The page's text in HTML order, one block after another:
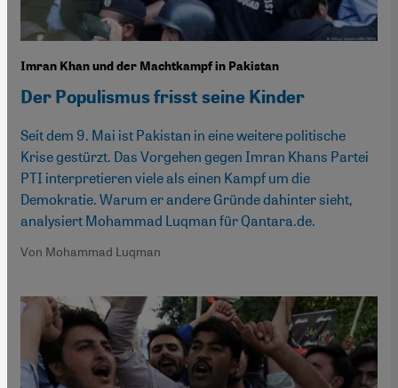
Imran Khan und der Machtkampf in Pakistan
Der Populismus frisst seine Kinder
Seit dem 9. Mai ist Pakistan in eine weitere politische
Krise gestürzt. Das Vorgehen gegen Imran Khans Partei
PTI interpretieren viele als einen Kampf um die
Demokratie. Warum er andere Gründe dahinter sieht,
analysiert Mohammad Luqman für Qantara.de.
Von Mohammad Luqman